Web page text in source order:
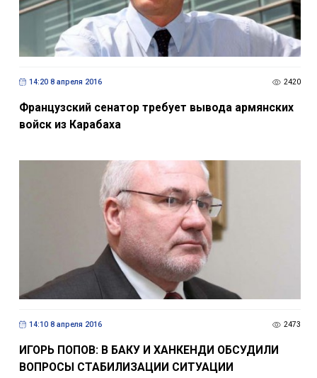
14:20 8 апреля 2016 2420
Французский сенатор требует вывода армянских
войск из Карабаха
14:10 8 апреля 2016 2473
ИГОРЬ ПОПОВ: В БАКУ И ХАНКЕНДИ ОБСУДИЛИ
ВОПРОСЫ СТАБИЛИЗАЦИИ СИТУАЦИИ